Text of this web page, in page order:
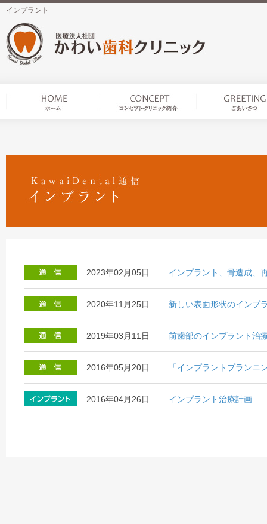
インプラント
2023年02月05日 インプラント、骨造成、
2020年11月25日 新しい表面形状のインプ
2019年03月11日 前歯部のインプラント治
2016年05月20日 「インプラントプランニ
2016年04月26日 インプラント治療計画